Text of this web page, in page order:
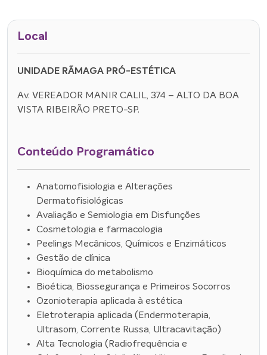
Local
UNIDADE RÃMAGA PRÓ-ESTÉTICA
Av. VEREADOR MANIR CALIL, 374 – ALTO DA BOA
VISTA RIBEIRÃO PRETO-SP.
Conteúdo Programático
Anatomofisiologia e Alterações
Dermatofisiológicas
Avaliação e Semiologia em Disfunções
Cosmetologia e farmacologia
Peelings Mecânicos, Químicos e Enzimáticos
Gestão de clínica
Bioquímica do metabolismo
Bioética, Biossegurança e Primeiros Socorros
Ozonioterapia aplicada à estética
Eletroterapia aplicada (Endermoterapia,
Ultrasom, Corrente Russa, Ultracavitação)
Alta Tecnologia (Radiofrequência e